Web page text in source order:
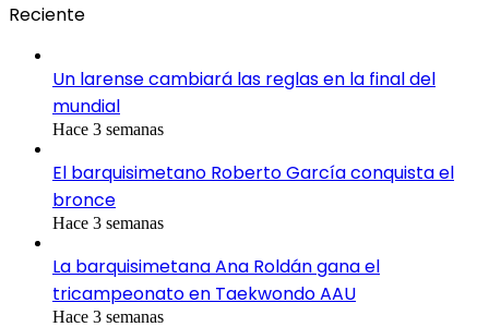
Reciente
Un larense cambiará las reglas en la final del
mundial
Hace 3 semanas
El barquisimetano Roberto García conquista el
bronce
Hace 3 semanas
La barquisimetana Ana Roldán gana el
tricampeonato en Taekwondo AAU
Hace 3 semanas